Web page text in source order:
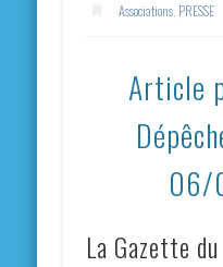
Associations PRESSE
Article
06/
La Gazette